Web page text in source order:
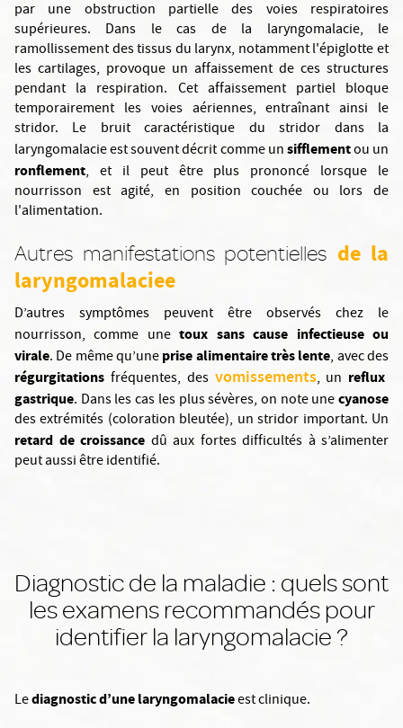
par une obstruction partielle des voies respiratoires
supérieures. Dans le cas de la laryngomalacie, le
ramollissement des tissus du larynx, notamment l'épiglotte et
les cartilages, provoque un affaissement de ces structures
pendant la respiration. Cet affaissement partiel bloque
temporairement les voies aériennes, entraînant ainsi le
stridor. Le bruit caractéristique du stridor dans la
laryngomalacie est souvent décrit comme unsifflementou un
ronflement, et il peut être plus prononcé lorsque le
nourrisson est agité, en position couchée ou lors de
l'alimentation.
Autres manifestations potentielles de la
laryngomalaciee
D’autres symptômes peuvent être observés chez le
nourrisson, comme unetoux sans cause infectieuse ou
virale. De même qu’uneprise alimentaire très lente, avec des
régurgitations fréquentes, des vomissements, un reflux
gastrique. Dans les cas les plus sévères, on note unecyanose
des extrémités (coloration bleutée), un stridor important. Un
retard de croissance dû aux fortes difficultés à s’alimenter
peut aussi être identifié.
Diagnostic de la maladie : quels sont
les examens recommandés pour
identifier la laryngomalacie ?
Lediagnostic d’une laryngomalacieest clinique.